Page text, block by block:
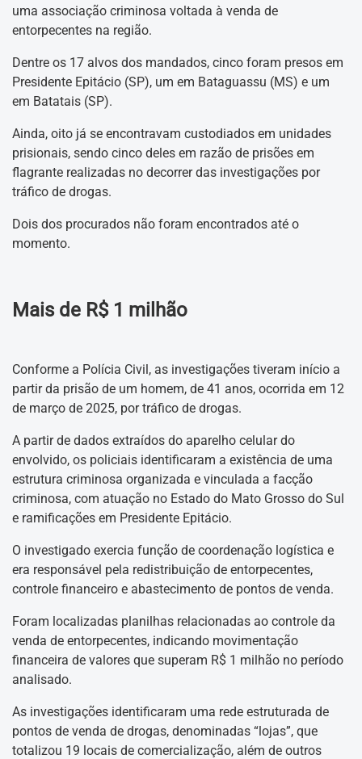
uma associação criminosa voltada à venda de
entorpecentes na região.
Dentre os 17 alvos dos mandados, cinco foram presos em
Presidente Epitácio (SP), um em Bataguassu (MS) e um
em Batatais (SP).
Ainda, oito já se encontravam custodiados em unidades
prisionais, sendo cinco deles em razão de prisões em
flagrante realizadas no decorrer das investigações por
tráfico de drogas.
Dois dos procurados não foram encontrados até o
momento.
Mais de R$ 1 milhão
Conforme a Polícia Civil, as investigações tiveram início a
partir da prisão de um homem, de 41 anos, ocorrida em 12
de março de 2025, por tráfico de drogas.
A partir de dados extraídos do aparelho celular do
envolvido, os policiais identificaram a existência de uma
estrutura criminosa organizada e vinculada a facção
criminosa, com atuação no Estado do Mato Grosso do Sul
e ramificações em Presidente Epitácio.
O investigado exercia função de coordenação logística e
era responsável pela redistribuição de entorpecentes,
controle financeiro e abastecimento de pontos de venda.
Foram localizadas planilhas relacionadas ao controle da
venda de entorpecentes, indicando movimentação
financeira de valores que superam R$ 1 milhão no período
analisado.
As investigações identificaram uma rede estruturada de
pontos de venda de drogas, denominadas “lojas”, que
totalizou 19 locais de comercialização, além de outros